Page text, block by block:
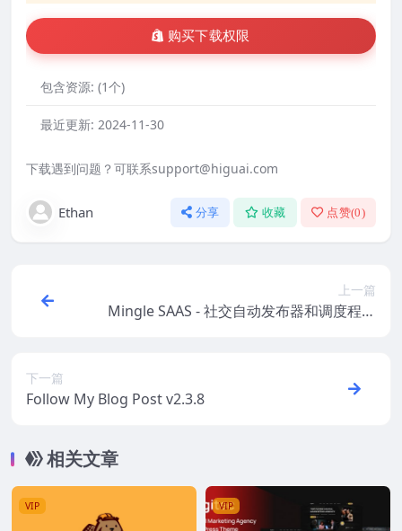
购买下载权限
包含资源: (1个)
最近更新: 2024-11-30
下载遇到问题？可联系support@higuai.com
Ethan 分享 收藏 点赞(0)
上一篇
Mingle SAAS - 社交自动发布器和调度程序
下一篇
Follow My Blog Post v2.3.8
相关文章
VIP VIP